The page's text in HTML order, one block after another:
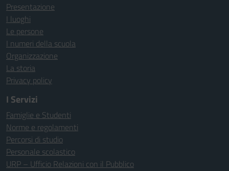
Presentazione
I luoghi
Le persone
I numeri della scuola
Organizzazione
La storia
Privacy policy
I Servizi
Famiglie e Studenti
Norme e regolamenti
Percorsi di studio
Personale scolastico
URP – Ufficio Relazioni con il Pubblico